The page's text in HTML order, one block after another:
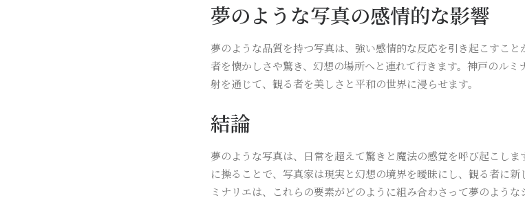
夢のような写真の感情的な影響
夢のような品質を持つ写真は、強い感情的な反応を引き起こすこ
者を懐かしさや驚き、幻想の場所へと連れて行きます。神戸のル
射を通じて、観る者を美しさと平和の世界に浸らせます。
結論
夢のような写真は、日常を超えて驚きと魔法の感覚を呼び起こし
に操ることで、写真家は現実と幻想の境界を曖昧にし、観る者に
ミナリエは、これらの要素がどのように組み合わさって夢のような